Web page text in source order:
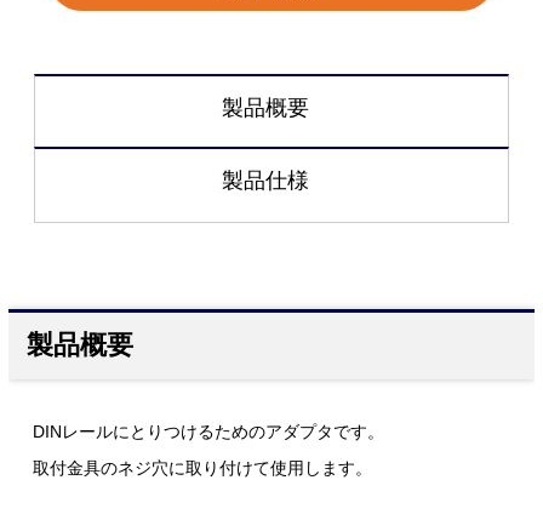
製品概要
製品仕様
製品概要
DINレールにとりつけるためのアダプタです。
取付金具のネジ穴に取り付けて使用します。